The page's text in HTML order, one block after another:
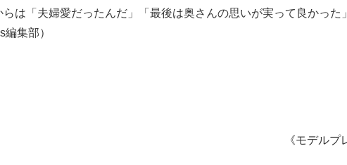
は「夫婦愛だったんだ」「最後は奥さんの思いが実って良かった
集部）
《モデルプ